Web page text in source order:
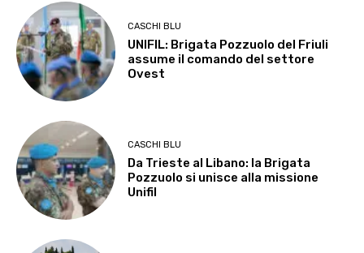
CASCHI BLU
UNIFIL: Brigata Pozzuolo del Friuli
assume il comando del settore
Ovest
CASCHI BLU
Da Trieste al Libano: la Brigata
Pozzuolo si unisce alla missione
Unifil